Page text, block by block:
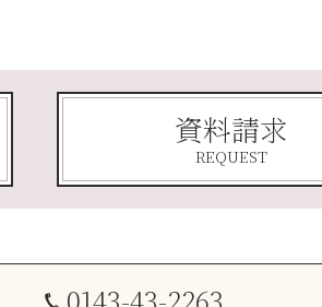
資料請求
REQUEST